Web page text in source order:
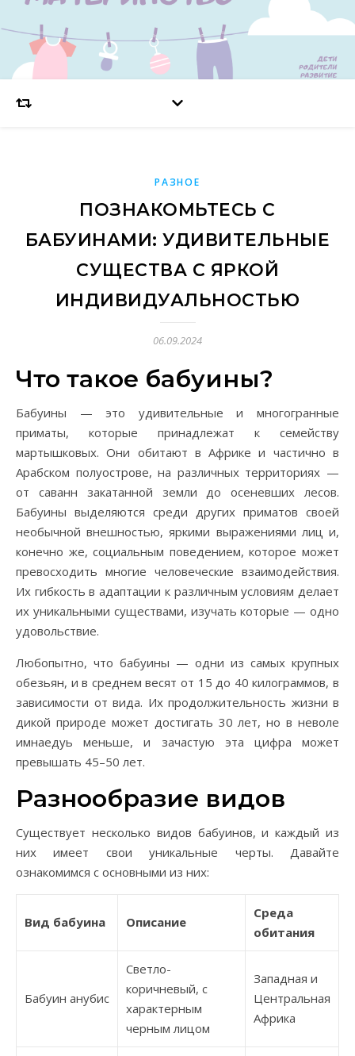
РАЗНОЕ
ПОЗНАКОМЬТЕСЬ С
БАБУИНАМИ: УДИВИТЕЛЬНЫЕ
СУЩЕСТВА С ЯРКОЙ
ИНДИВИДУАЛЬНОСТЬЮ
06.09.2024
Что такое бабуины?
Бабуины — это удивительные и многогранные
приматы, которые принадлежат к семейству
мартышковых. Они обитают в Африке и частично в
Арабском полуострове, на различных территориях —
от саванн закатанной земли до осеневших лесов.
Бабуины выделяются среди других приматов своей
необычной внешностью, яркими выражениями лиц и,
конечно же, социальным поведением, которое может
превосходить многие человеческие взаимодействия.
Их гибкость в адаптации к различным условиям делает
их уникальными существами, изучать которые — одно
удовольствие.
Любопытно, что бабуины — одни из самых крупных
обезьян, и в среднем весят от 15 до 40 килограммов, в
зависимости от вида. Их продолжительность жизни в
дикой природе может достигать 30 лет, но в неволе
имнаедуь меньше, и зачастую эта цифра может
превышать 45–50 лет.
Разнообразие видов
Существует несколько видов бабуинов, и каждый из
них имеет свои уникальные черты. Давайте
ознакомимся с основными из них:
Вид бабуина Описание
Среда
обитания
Бабуин анубис
Светло-
коричневый, с
характерным
черным лицом
Западная и
Центральная
Африка